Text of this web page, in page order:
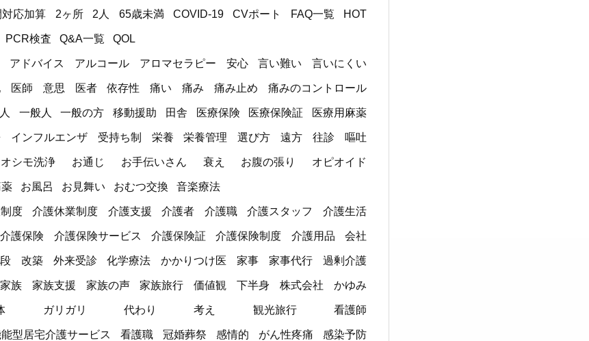
応加算 2ヶ所 2人 65歳未満 COVID-19 CVポート FAQ一覧 HOT
PCR検査 Q&A一覧 QOL
アドバイス アルコール アロマセラピー 安心 言い難い 言いにくい
医師 意思 医者 依存性 痛い 痛み 痛み止め 痛みのコントロール
一般人 一般の方 移動援助 田舎 医療保険 医療保険証 医療用麻薬
インフルエンザ 受持ち制 栄養 栄養管理 選び方 遠方 往診 嘔吐
オシモ洗浄 お通じ お手伝いさん 衰え お腹の張り オピオイド
お風呂 お見舞い おむつ交換 音楽療法
度 介護休業制度 介護支援 介護者 介護職 介護スタッフ 介護生活
介護保険 介護保険サービス 介護保険証 介護保険制度 介護用品 会社
改築 外来受診 化学療法 かかりつけ医 家事 家事代行 過剰介護
家族 家族支援 家族の声 家族旅行 価値観 下半身 株式会社 かゆみ
ガリガリ 代わり 考え 観光旅行 看護師
型居宅介護サービス 看護職 冠婚葬祭 感情的 がん性疼痛 感染予防